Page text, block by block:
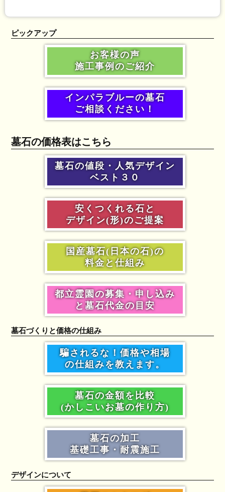
ピックアップ
お客様の声
施工事例のご紹介
インパラブルーの墓石
ご相談ください！
墓石の価格表はこちら
墓石の値段・人気デザイン
ベスト３０
安くつくれる石と
デザイン(形)のご提案
国産墓石(日本の石)の
料金と仕組み
都立霊園の募集・申し込み
と墓石代金の目安
墓石づくりと価格の仕組み
騙されるな！価格や相場
の仕組みを教えます。
墓石の金額を比較
(かしこいお墓の作り方)
墓石の加工
基礎工事・耐震施工
デザインについて